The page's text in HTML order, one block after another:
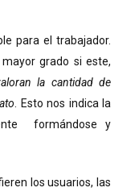
para el trabajador.
grado si este,
la cantidad de
. Esto nos indica la
formándose y
los usuarios, las